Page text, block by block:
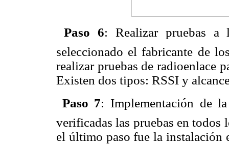
Paso 6: Realizar pruebas a
seleccionado el fabricante de
realizar pruebas de radioenlace
Existen dos tipos: RSSI y
Paso 7: Implementación de
verificadas las pruebas en
el último paso fue la instalación